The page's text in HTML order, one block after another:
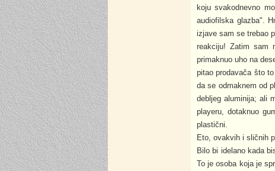
koju svakodnevno
audiofilska glazba".
izjave sam se trebao
reakciju! Zatim sam
primaknuo uho na
pitao prodavača što
da se odmaknem od
debljeg aluminija; ali
playeru, dotaknuo
plastični.
Eto, ovakvih i sličnih
Bilo bi idelano kada
To je osoba koja je